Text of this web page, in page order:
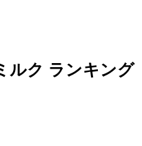
ルク ランキング